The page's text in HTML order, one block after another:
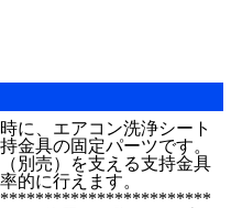
に、エアコン洗浄シート
金具の固定パーツです。
別売）を支える支持金具
的に行えます。